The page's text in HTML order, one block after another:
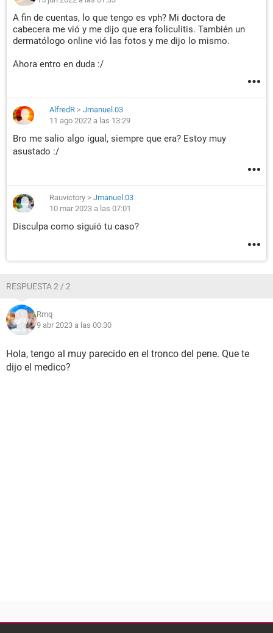
A fin de cuentas, lo que tengo es vph? Mi doctora de
cabecera me vió y me dijo que era foliculitis. También un
dermatólogo online vió las fotos y me dijo lo mismo.
Ahora entro en duda :/
AlfredR > Jmanuel.03
11 ago 2022 a las 13:29
Bro me salio algo igual, siempre que era? Estoy muy
asustado :/
Rauvictory > Jmanuel.03
10 mar 2023 a las 07:01
Disculpa como siguió tu caso?
RESPUESTA 2 / 2
Rmq
9 abr 2023 a las 00:30
Hola, tengo al muy parecido en el tronco del pene. Que te
dijo el medico?